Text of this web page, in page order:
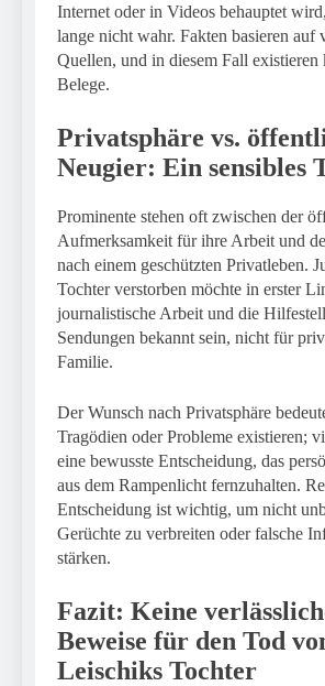
Internet oder in Videos behauptet
lange nicht wahr. Fakten basieren auf
Quellen, und in diesem Fall existieren
Belege.
Privatsphäre vs.
Neugier: Ein sensibles
Prominente stehen oft zwischen der
Aufmerksamkeit für ihre Arbeit und
nach einem geschützten Privatleben.
Tochter verstorben möchte in erster
journalistische Arbeit und die
Sendungen bekannt sein, nicht für
Familie.
Der Wunsch nach Privatsphäre
Tragödien oder Probleme existieren;
eine bewusste Entscheidung, das
aus dem Rampenlicht fernzuhalten.
Entscheidung ist wichtig, um nicht
Gerüchte zu verbreiten oder falsche
stärken.
Fazit: Keine
Beweise für den Tod
Leischiks Tochter